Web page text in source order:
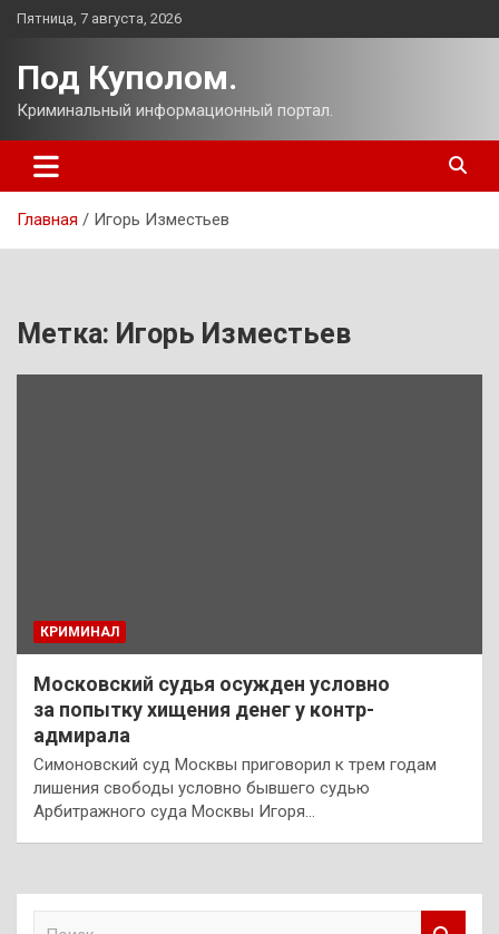
Перейти
Пятница, 7 августа, 2026
Под Куполом.
Криминальный информационный портал.
Главная Игорь Изместьев
Метка: Игорь Изместьев
КРИМИНАЛ
Московский судья осужден условно
за попытку хищения денег у контр-
адмирала
Симоновский суд Москвы приговорил к трем годам
лишения свободы условно бывшего судью
Арбитражного суда Москвы Игоря…